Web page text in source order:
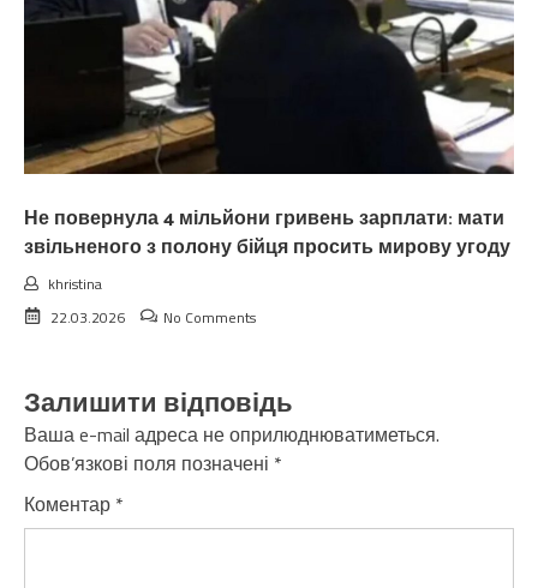
Не повернула 4 мільйони гривень зарплати: мати
звільненого з полону бійця просить мирову угоду
khristina
22.03.2026
No Comments
Залишити відповідь
Ваша e-mail адреса не оприлюднюватиметься.
Обов’язкові поля позначені *
Коментар *